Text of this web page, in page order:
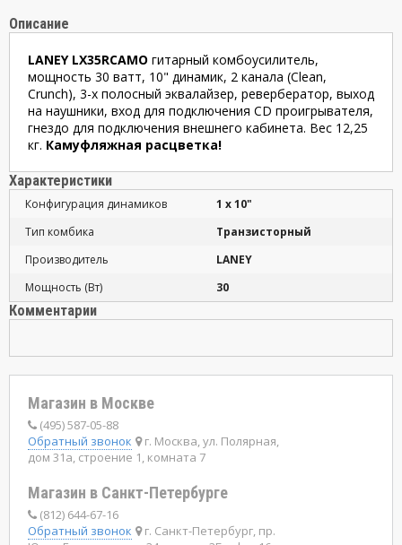
Описание
LANEY LX35RCAMO гитарный комбоусилитель,
мощность 30 ватт, 10" динамик, 2 канала (Clean,
Crunch), 3-х полосный эквалайзер, ревербератор, выход
на наушники, вход для подключения CD проигрывателя,
гнездо для подключения внешнего кабинета. Вес 12,25
кг. Камуфляжная расцветка!
Характеристики
Конфигурация динамиков
1 x 10"
Тип комбика
Транзисторный
Производитель
LANEY
Мощность (Вт)
30
Комментарии
Магазин в Москве
(495) 587-05-88
Обратный звонок
г. Москва, ул. Полярная,
дом 31а, строение 1, комната 7
Магазин в Санкт-Петербурге
(812) 644-67-16
Обратный звонок
г. Санкт-Петербург, пр.